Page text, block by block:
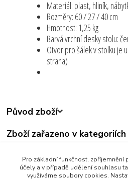
Materiál: plast, hliník,
Rozměry: 60 / 27 / 40 cm
Hmotnost: 1,25 kg
Barvá vrchní desky stolu:
Otvor pro šálek v stolku je
strana)
Původ zboží
Zboží zařazeno v kategoriích
Bytové Doplňky
Pro základní funkčnost, zpříjemnění
účely a v případě udělení souhlasu
využíváme soubory cookies.